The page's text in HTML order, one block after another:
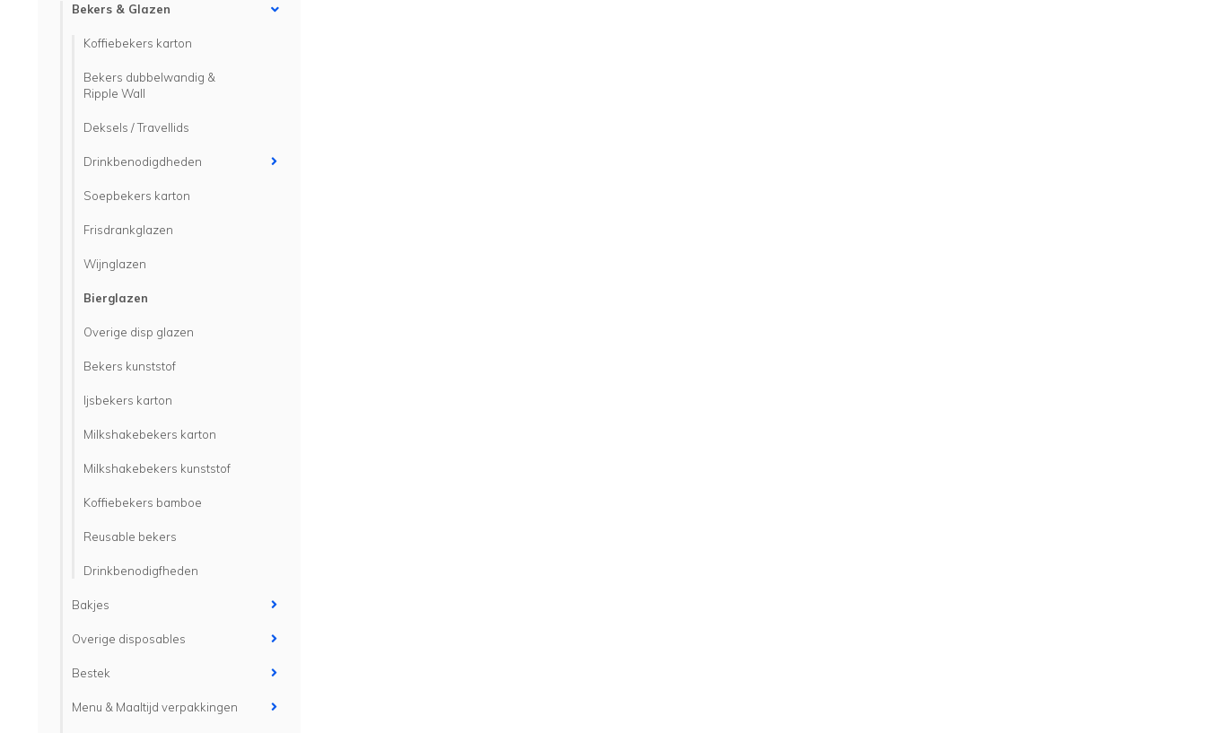
Bekers & Glazen
Koffiebekers karton
Bekers dubbelwandig &
Ripple Wall
Deksels / Travellids
Drinkbenodigdheden
Soepbekers karton
Frisdrankglazen
Wijnglazen
Bierglazen
Overige disp glazen
Bekers kunststof
Ijsbekers karton
Milkshakebekers karton
Milkshakebekers kunststof
Koffiebekers bamboe
Reusable bekers
Drinkbenodigfheden
Bakjes
Overige disposables
Bestek
Menu & Maaltijd verpakkingen